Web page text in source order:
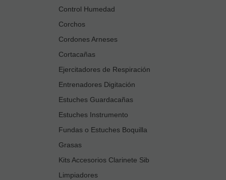
Control Humedad
Corchos
Cordones Arneses
Cortacañas
Ejercitadores de Respiración
Entrenadores Digitación
Estuches Guardacañas
Estuches Instrumento
Fundas o Estuches Boquilla
Grasas
Kits Accesorios Clarinete Sib
Limpiadores